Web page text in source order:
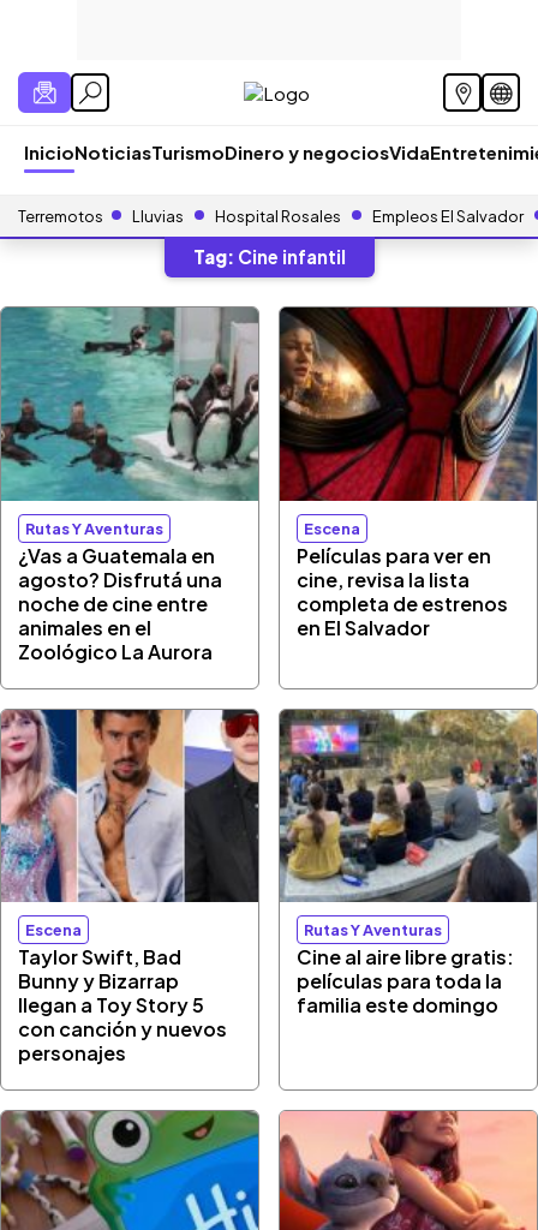
InicioNoticiasTurismoDinero y negociosVida
Terremotos Lluvias Hospital Rosales Empleos El Salvador
Tag: Cine infantil
Rutas Y Aventuras
¿Vas a Guatemala en
agosto? Disfrutá una
noche de cine entre
animales en el
Zoológico La Aurora
Escena
Películas para ver en
cine, revisa la lista
completa de estrenos
en El Salvador
Escena
Taylor Swift, Bad
Bunny y Bizarrap
llegan a Toy Story 5
con canción y nuevos
personajes
Rutas Y Aventuras
Cine al aire libre gratis:
películas para toda la
familia este domingo